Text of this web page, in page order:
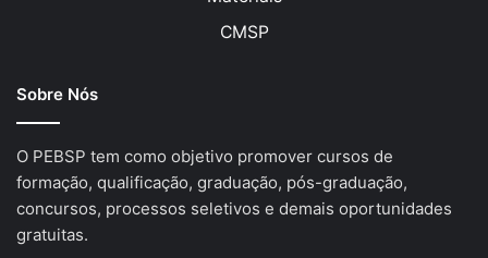
CMSP
Sobre Nós
O PEBSP tem como objetivo promover cursos de
formação, qualificação, graduação, pós-graduação,
concursos, processos seletivos e demais oportunidades
gratuitas.